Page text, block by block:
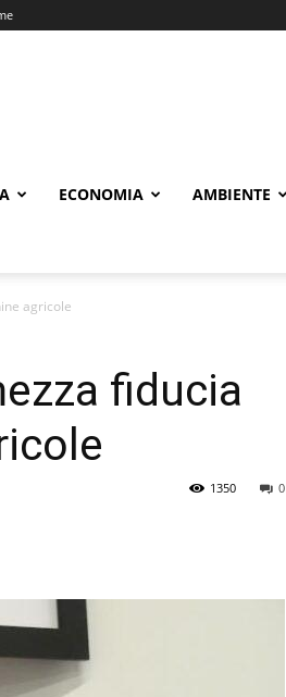
ECONOMIA AMBIENTE
agricole
fiducia
0
1350